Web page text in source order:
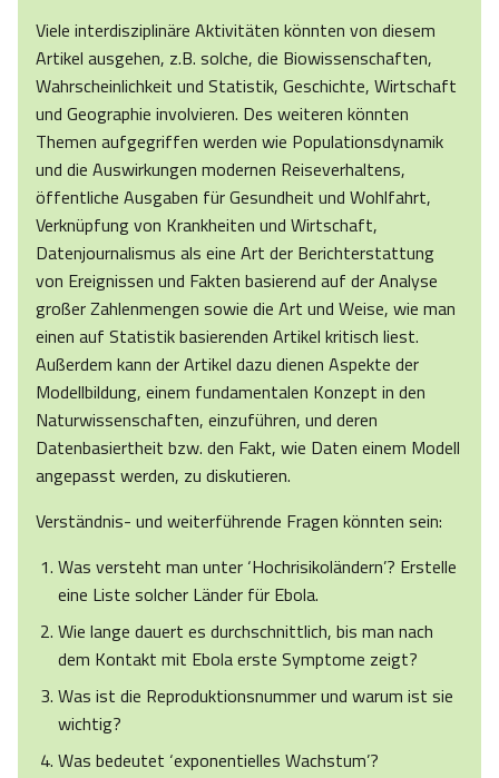
Viele interdisziplinäre Aktivitäten könnten von diesem
Artikel ausgehen, z.B. solche, die Biowissenschaften,
Wahrscheinlichkeit und Statistik, Geschichte, Wirtschaft
und Geographie involvieren. Des weiteren könnten
Themen aufgegriffen werden wie Populationsdynamik
und die Auswirkungen modernen Reiseverhaltens,
öffentliche Ausgaben für Gesundheit und Wohlfahrt,
Verknüpfung von Krankheiten und Wirtschaft,
Datenjournalismus als eine Art der Berichterstattung
von Ereignissen und Fakten basierend auf der Analyse
großer Zahlenmengen sowie die Art und Weise, wie man
einen auf Statistik basierenden Artikel kritisch liest.
Außerdem kann der Artikel dazu dienen Aspekte der
Modellbildung, einem fundamentalen Konzept in den
Naturwissenschaften, einzuführen, und deren
Datenbasiertheit bzw. den Fakt, wie Daten einem Modell
angepasst werden, zu diskutieren.
Verständnis- und weiterführende Fragen könnten sein:
Was versteht man unter ‘Hochrisikoländern’? Erstelle
eine Liste solcher Länder für Ebola.
Wie lange dauert es durchschnittlich, bis man nach
dem Kontakt mit Ebola erste Symptome zeigt?
Was ist die Reproduktionsnummer und warum ist sie
wichtig?
Was bedeutet ‘exponentielles Wachstum’?